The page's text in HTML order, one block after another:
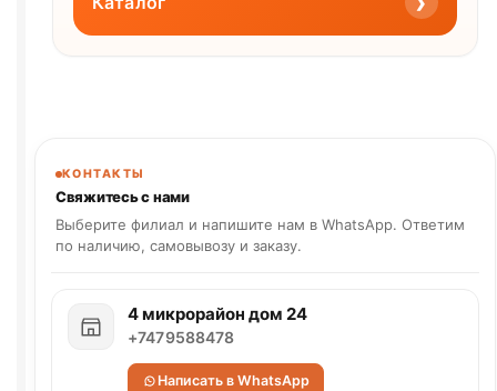
КОНТАКТЫ
Свяжитесь с нами
Выберите филиал и напишите нам в WhatsApp. Ответим
по наличию, самовывозу и заказу.
4 микрорайон дом 24
+7479588478
Написать в WhatsApp